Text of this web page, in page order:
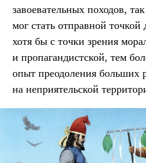
завоевательных походов,
мог стать отправной точкой
хотя бы с точки зрения
и пропагандистской, тем
опыт преодоления больших
на неприятельской